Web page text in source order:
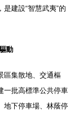
建設“智慧武夷”的
動
區集散地、交通樞
一批高標準公共停車
地下停車場、林蔭停